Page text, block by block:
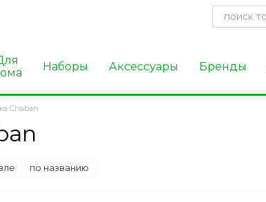
Наборы Аксессуары Бренды
Chaban
по названию